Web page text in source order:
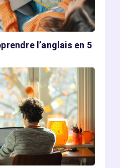
l’anglais en 5